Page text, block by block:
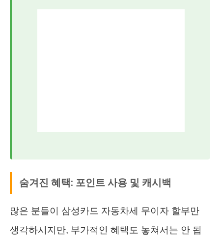
숨겨진 혜택: 포인트 사용 및 캐시백
많은 분들이 삼성카드 자동차세 무이자 할부만
생각하시지만, 부가적인 혜택도 놓쳐서는 안 됩